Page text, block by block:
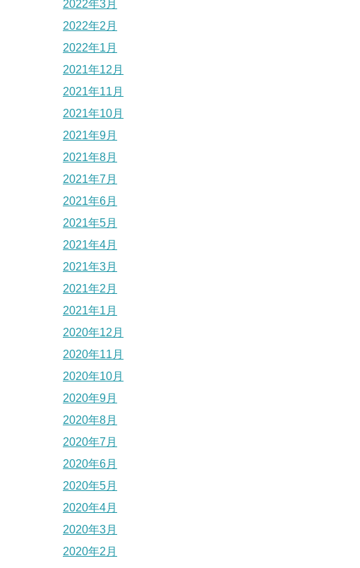
2022年3月
2022年2月
2022年1月
2021年12月
2021年11月
2021年10月
2021年9月
2021年8月
2021年7月
2021年6月
2021年5月
2021年4月
2021年3月
2021年2月
2021年1月
2020年12月
2020年11月
2020年10月
2020年9月
2020年8月
2020年7月
2020年6月
2020年5月
2020年4月
2020年3月
2020年2月